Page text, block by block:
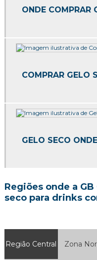
Gelo seco para
Gelo seco quanto custa
Onde comprar gelo seco
Onde comprar gelo
Quanto custa gelo seco
Venda de gelo seco
Gelo seco em cubos
ONDE COMPRAR
COMPRAR GELO
GELO SECO
Regiões onde a
seco para drinks
Região Central Zona